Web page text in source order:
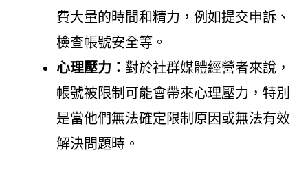
費大量的時間和精力，例如提交申訴、
檢查帳號安全等。
心理壓力： 對於社群媒體經營者來說，
帳號被限制可能會帶來心理壓力，特別
是當他們無法確定限制原因或無法有效
解決問題時。